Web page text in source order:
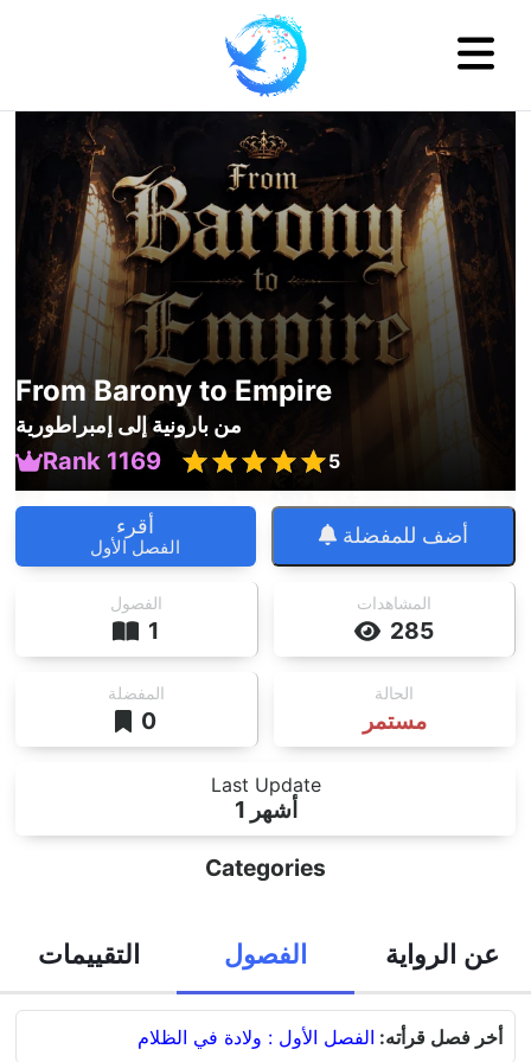
From Barony to Empire
من بارونية إلى إمبراطورية
Rank 1169 5
أقرء
الفصل الأول
أضف للمفضلة
1
الفصول
285
المشاهدات
0
المفضلة
مستمر
الحالة
Last Update
1 أشهر
Categories
عن الرواية الفصول التقييمات
أخر فصل قرأته: الفصل الأول : ولادة في الظلام